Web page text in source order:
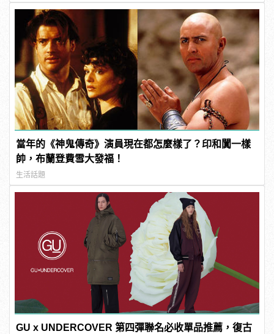
當年的《神鬼傳奇》演員現在都怎麼樣了？印和闐一樣
帥，布蘭登費雪大發福！
生活話題
GU x UNDERCOVER 第四彈聯名必收單品推薦，復古